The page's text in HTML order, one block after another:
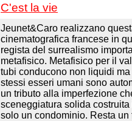
C'est la vie
Jeunet&Caro realizzano
cinematografica francese in
regista del surrealismo
metafisico. Metafisico per il
tubi conducono non liquidi
stessi esseri umani sono
un tributo alla imperfezione
sceneggiatura solida
solo un condominio. Resta